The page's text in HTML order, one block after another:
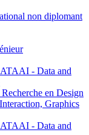
non diplomant
- Data and
en Design
Graphics
- Data and